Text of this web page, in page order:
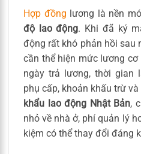
Hợp đồng lương là nền
độ lao động. Khi đã ký
động rất khó phản hồi sau
cần thể hiện mức lương
ngày trả lương, thời gian
phụ cấp, khoản khấu trừ
khẩu lao động Nhật Bản,
nhỏ về nhà ở, phí quản lý
kiệm có thể thay đổi đáng